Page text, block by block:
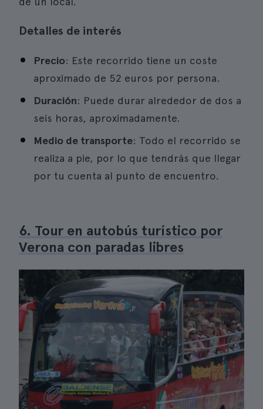
Detalles de interés
Precio: Este recorrido tiene un coste
aproximado de 52 euros por persona.
Duración: Puede durar alrededor de dos a
seis horas, aproximadamente.
Medio de transporte: Todo el recorrido se
realiza a pie, por lo que tendrás que llegar
por tu cuenta al punto de encuentro.
6. Tour en autobús turístico por
Verona con paradas libres